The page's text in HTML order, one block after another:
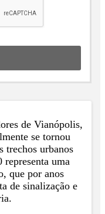
de Vianópolis,
se tornou
trechos urbanos
uma
que por anos
de sinalização e